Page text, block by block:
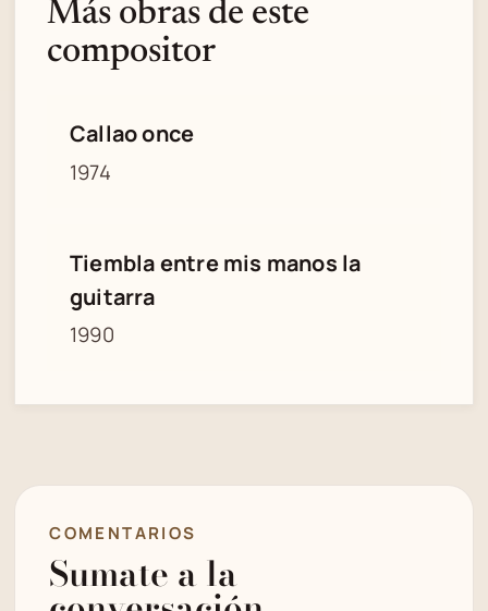
Más obras de este
compositor
Callao once
1974
Tiembla entre mis manos la
guitarra
1990
COMENTARIOS
Sumate a la